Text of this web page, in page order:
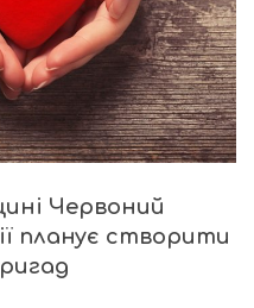
Червоний
планує створити